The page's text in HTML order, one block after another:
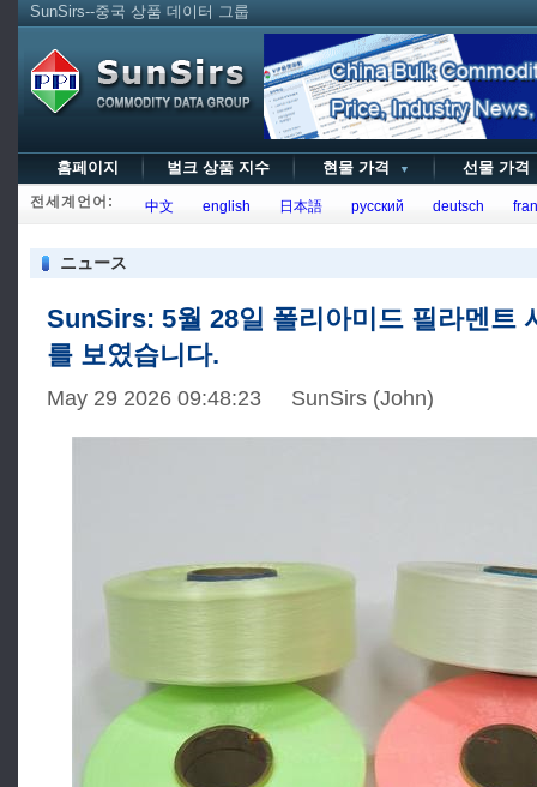
SunSirs--중국 상품 데이터 그룹
홈페이지 벌크 상품 지수 현물 가격 ▼ 선물 가
전세계언어: 中文 english 日本語 русский deutsch
ニュース
SunSirs: 5월 28일 폴리아미드 필라멘트
를 보였습니다.
May 29 2026 09:48:23 SunSirs (John)